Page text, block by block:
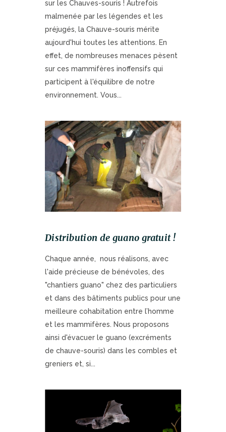
sur les Chauves-souris ! Autrefois
malmenée par les légendes et les
préjugés, la Chauve-souris mérite
aujourd'hui toutes les attentions. En
effet, de nombreuses menaces pèsent
sur ces mammifères inoffensifs qui
participent à l'équilibre de notre
environnement. Vous...
Distribution de guano gratuit !
Chaque année, nous réalisons, avec
l'aide précieuse de bénévoles, des
"chantiers guano" chez des particuliers
et dans des bâtiments publics pour une
meilleure cohabitation entre l’homme
et les mammifères. Nous proposons
ainsi d'évacuer le guano (excréments
de chauve-souris) dans les combles et
greniers et, si...